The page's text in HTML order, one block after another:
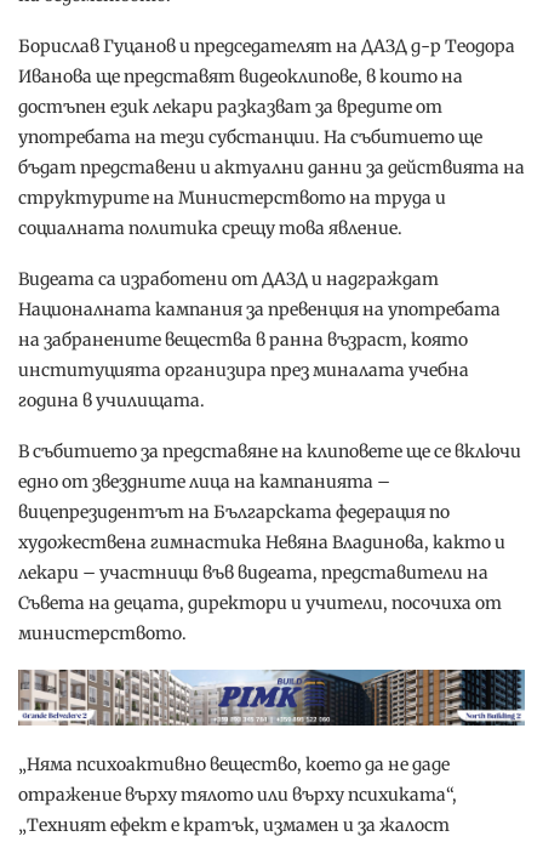
Борислав Гуцанов и председателят на ДАЗД д-р Теодора
Иванова ще представят видеоклипове, в които на
достъпен език лекари разказват за вредите от
употребата на тези субстанции. На събитието ще
бъдат представени и актуални данни за действията на
структурите на Министерството на труда и
социалната политика срещу това явление.
Видеата са изработени от ДАЗД и надграждат
Националната кампания за превенция на употребата
на забранените вещества в ранна възраст, която
институцията организира през миналата учебна
година в училищата.
В събитието за представяне на клиповете ще се включи
едно от звездните лица на кампанията –
вицепрезидентът на Българската федерация по
художествена гимнастика Невяна Владинова, както и
лекари – участници във видеата, представители на
Съвета на децата, директори и учители, посочиха от
министерството.
„Няма психоактивно вещество, което да не даде
отражение върху тялото или върху психиката“,
„Техният ефект е кратък, измамен и за жалост